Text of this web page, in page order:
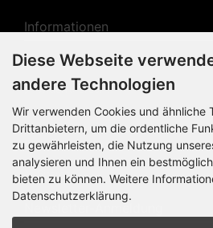
Informationen
Privatsphäre und Datenschutz
Widerrufsrecht
Widerrufsformular
Impressum
Sitemap
Diese Webseite
andere Technologien
Wir verwenden Cookies und ähnliche
Drittanbietern, um die ordentliche
zu gewährleisten, die Nutzung
analysieren und Ihnen ein
bieten zu können. Weitere
Datenschutzerklärung.